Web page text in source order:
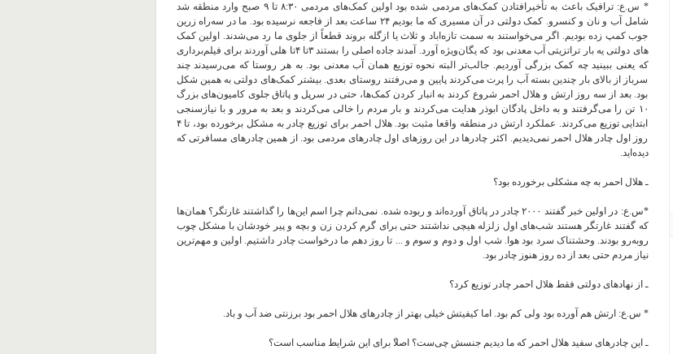
* س.ع: ترافیک باعث به تأخیرافتادن کمک‌های مردمی شده بود اولین کمک‌های مردمی ۸:۳۰ تا ۹ صبح وارد منطقه شد
شامل آب و نان و کنسرو. کمک دولتی در آن مسیری که ما بودیم ۲۴ ساعت بعد از فاجعه نرسیده بود. ما در سه‌راه زرین
جوب کمپ زده بودیم. اگر می‌خواستند به سمت تازه‌اباد و ثلاث یا ازگله بروند قطعاً از جلوی ما رد می‌شدند. اولین کمک
های دولتی یه بار تراتزیتی آب معدنی بود که یگان‌ویژه آورد. آمدند جاده اصلی را بستند ۳تا ۴تا هلی‌ آوردند برای فیلم‌برداری
که یعنی ببینید چه کمک بزرگی آوردیم. جالب‌تر البته نحوه توزیع همان آب معدنی بود. به هر روستا که می‌رسیدند چند
سرباز از بالای بار چندین بسته آب را پرت می‌کردند پایین و می‌رفتند روستای بعدی. بیشتر کمک‌های دولتی به همین شکل
بود. بعد از سه روز ارتش و هلال احمر شروع کردند به انبار کردن کمک‌ها، حتی در سرپل و پاتاق جلوی کامیون‌های بزرگ
۱۰ تن را می‌گرفتند و به داخل پادگان ابوذر هدایت می‌کردند و بار مردم را خالی می‌کردند و بعد به مرور و با نیازسنجی
ابتدایی توزیع می‌کردند. عملکرد ارتش در منطقه واقعا مثبت بود. هلال احمر برای توزیع چادر به مشکل برخورده بود، تا ۴
روز اول چادر هلال احمر نمی‌دیدیم. اکثر چادرها در این روزهای اول چادرهای مردمی بود. از همین چادرهای مسافرتی که
دیده‌اید.
ـ هلال احمر به چه مشکلی برخورده بود؟
*س.ع: در اولین خبر گفتند ۲۰۰۰ چادر در پاتاق آورده‌اند و ربوده شده. نمی‌دانم چرا اسم این‌ها را گذاشتند غارتگر؟ همان‌ها
که گفتند غارتگر هستند شب‌های اول زلزله هیچی نداشتند حتی برای گرم کردن زن و بچه و پیر خودشان با مشکل چوب
روبه‌رو بودند. وحشتناک سرد بود هوا. شب اول و دوم و سوم و ... تا روز دهم ما درخواست چادر داشتیم. اولین و مهم‌ترین
نیاز مردم حتی بعد از ده روز هنوز چادر بود.
ـ از نهادهای دولتی فقط هلال احمر چادر توزیع کرد؟
* س.ع: ارتش هم آورده بود ولی کم بود. اما کیفیتش خیلی بهتر از چادرهای هلال احمر بود برزنتی ضد آب و باد.
ـ این چادرهای سفید هلال احمر که ما دیدیم جنسش چی‌ست؟ اصلا‍ً برای این شرایط مناسب است؟